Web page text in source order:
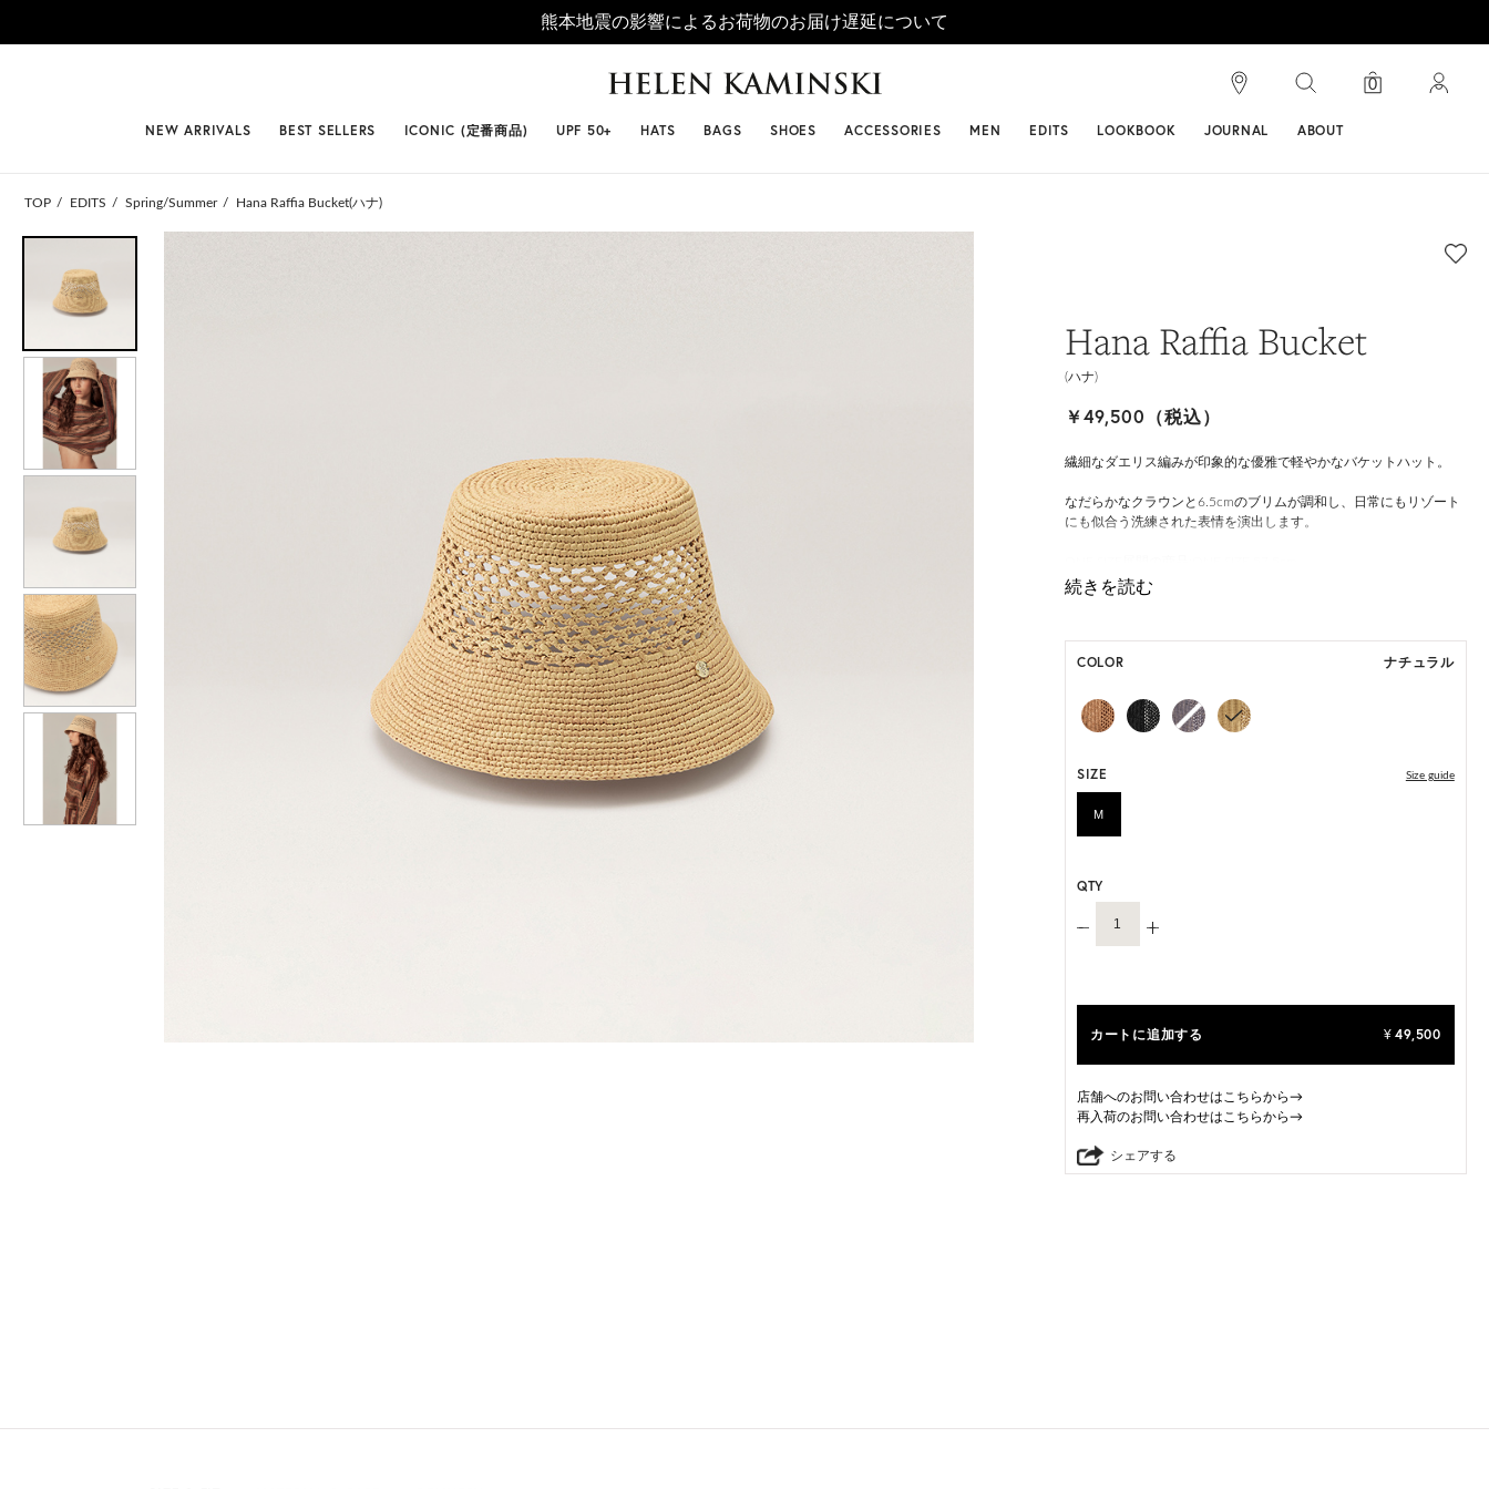
熊本地震の影響によるお荷物のお届け遅延について
#ビベット #キャップ #ビアンカ 0
NEW ARRIVALS BEST SELLERS ICONIC (定番商品) UPF 50+ HATS BAGS SHOES ACCESSORIES MEN EDITS LOOKBOOK JOURNAL ABOUT
TOP EDITS Spring/Summer Hana Raffia Bucket(ハナ)
Hana Raffia Bucket
(ハナ)
￥49,500（税込）
繊細なダエリス編みが印象的な優雅で軽やかなバケットハット。
なだらかなクラウンと6.5cmのブリムが調和し、日常にもリゾート
にも似合う洗練された表情を演出します。
M, L 展開の商品:M 57.5cm, L 59.5cm
ございます。
COLOR ナチュラル
SIZE Size guide
M
QTY
カートに追加する ¥ 49,500
店舗へのお問い合わせはこちらから→
再入荷のお問い合わせはこちらから→
シェアする